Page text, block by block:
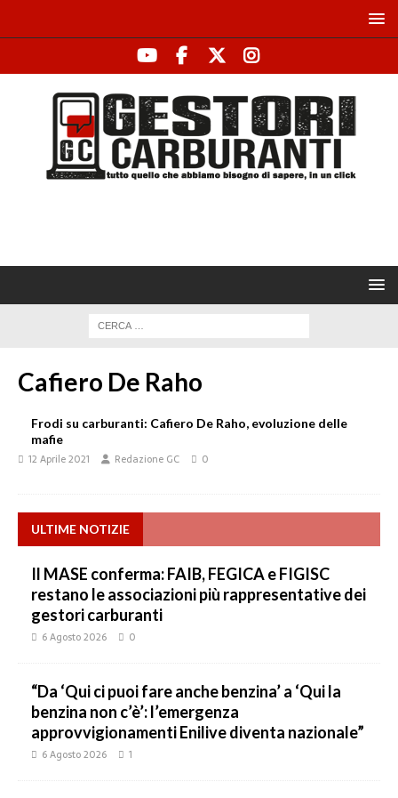
Cafiero De Raho
Frodi su carburanti: Cafiero De Raho, evoluzione delle
mafie
12 Aprile 2021 Redazione GC 0
ULTIME NOTIZIE
Il MASE conferma: FAIB, FEGICA e FIGISC
restano le associazioni più rappresentative dei
gestori carburanti
6 Agosto 2026 0
“Da ‘Qui ci puoi fare anche benzina’ a ‘Qui la
benzina non c’è’: l’emergenza
approvvigionamenti Enilive diventa nazionale”
6 Agosto 2026 1